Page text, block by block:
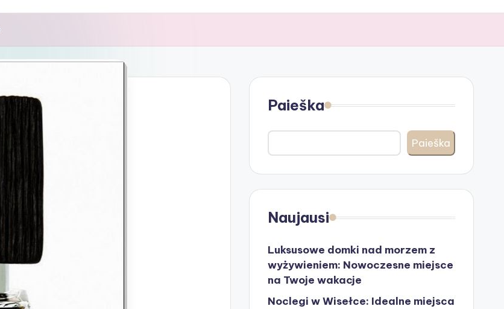
Paieška
Paieška
Naujausi
Luksusowe domki nad morzem z
wyżywieniem: Nowoczesne miejsce
na Twoje wakacje
Noclegi w Wisełce: Idealne miejsca